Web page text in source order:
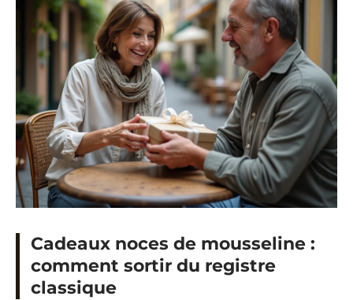
Cadeaux noces de mousseline :
comment sortir du registre
classique